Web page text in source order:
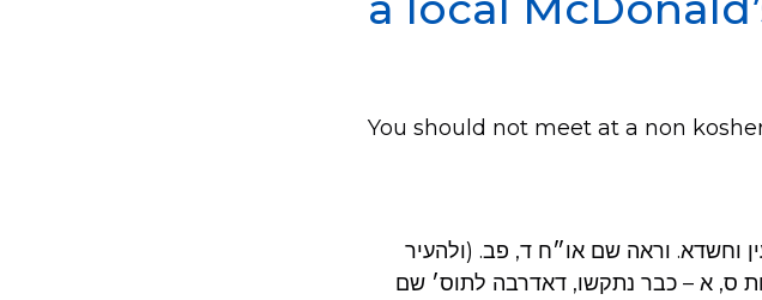
You should not meet at a non
וחשדא. וראה שם או״ח ד, פב. (ולהעיר
ס, א – כבר נתקשו, דאדרבה לתוס׳ שם